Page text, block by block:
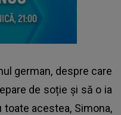
german, despre care
de soție și să o ia
acestea, Simona,